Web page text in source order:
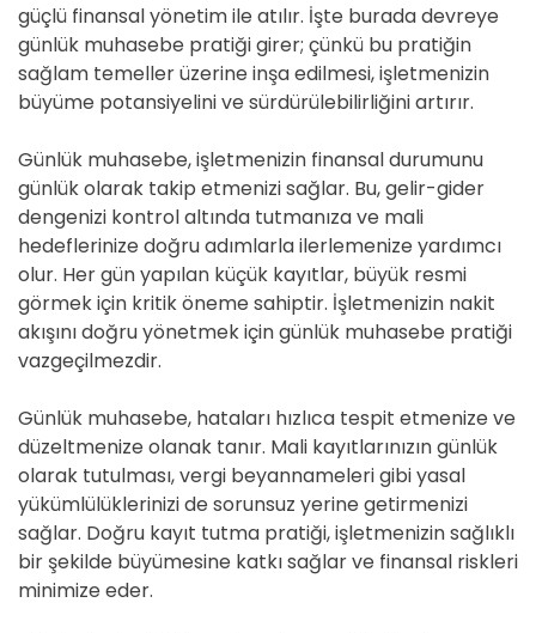
güçlü finansal yönetim ile atılır. İşte burada devreye
günlük muhasebe pratiği girer; çünkü bu pratiğin
sağlam temeller üzerine inşa edilmesi, işletmenizin
büyüme potansiyelini ve sürdürülebilirliğini artırır.
Günlük muhasebe, işletmenizin finansal durumunu
günlük olarak takip etmenizi sağlar. Bu, gelir-gider
dengenizi kontrol altında tutmanıza ve mali
hedeflerinize doğru adımlarla ilerlemenize yardımcı
olur. Her gün yapılan küçük kayıtlar, büyük resmi
görmek için kritik öneme sahiptir. İşletmenizin nakit
akışını doğru yönetmek için günlük muhasebe pratiği
vazgeçilmezdir.
Günlük muhasebe, hataları hızlıca tespit etmenize ve
düzeltmenize olanak tanır. Mali kayıtlarınızın günlük
olarak tutulması, vergi beyannameleri gibi yasal
yükümlülüklerinizi de sorunsuz yerine getirmenizi
sağlar. Doğru kayıt tutma pratiği, işletmenizin sağlıklı
bir şekilde büyümesine katkı sağlar ve finansal riskleri
minimize eder.